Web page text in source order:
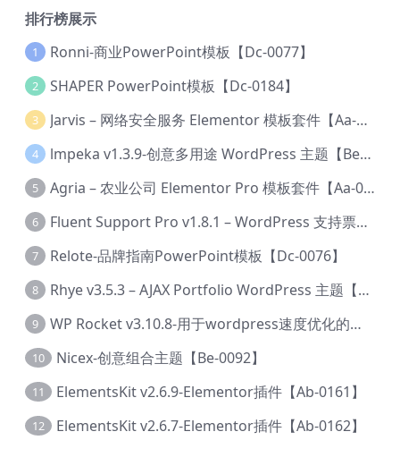
排行榜展示
1 Ronni-商业PowerPoint模板【Dc-0077】
2 SHAPER PowerPoint模板【Dc-0184】
3 Jarvis – 网络安全服务 Elementor 模板套件【Aa-0035】
4 lmpeka v1.3.9-创意多用途 WordPress 主题【Be-0064】
5 Agria – 农业公司 Elementor Pro 模板套件【Aa-0003】
6 Fluent Support Pro v1.8.1 – WordPress 支持票务系统【Cc-0041】
7 Relote-品牌指南PowerPoint模板【Dc-0076】
8 Rhye v3.5.3 – AJAX Portfolio WordPress 主题【Bi-0049】
9 WP Rocket v3.10.8-用于wordpress速度优化的缓存加速插件【Cd-0019】
10 Nicex-创意组合主题【Be-0092】
11 ElementsKit v2.6.9-Elementor插件【Ab-0161】
12 ElementsKit v2.6.7-Elementor插件【Ab-0162】